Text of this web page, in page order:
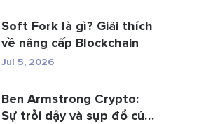
Soft Fork là gì? Giải thích
về nâng cấp Blockchain
Jul 5, 2026
Ben Armstrong Crypto:
Sự trỗi dậy và sụp đổ của